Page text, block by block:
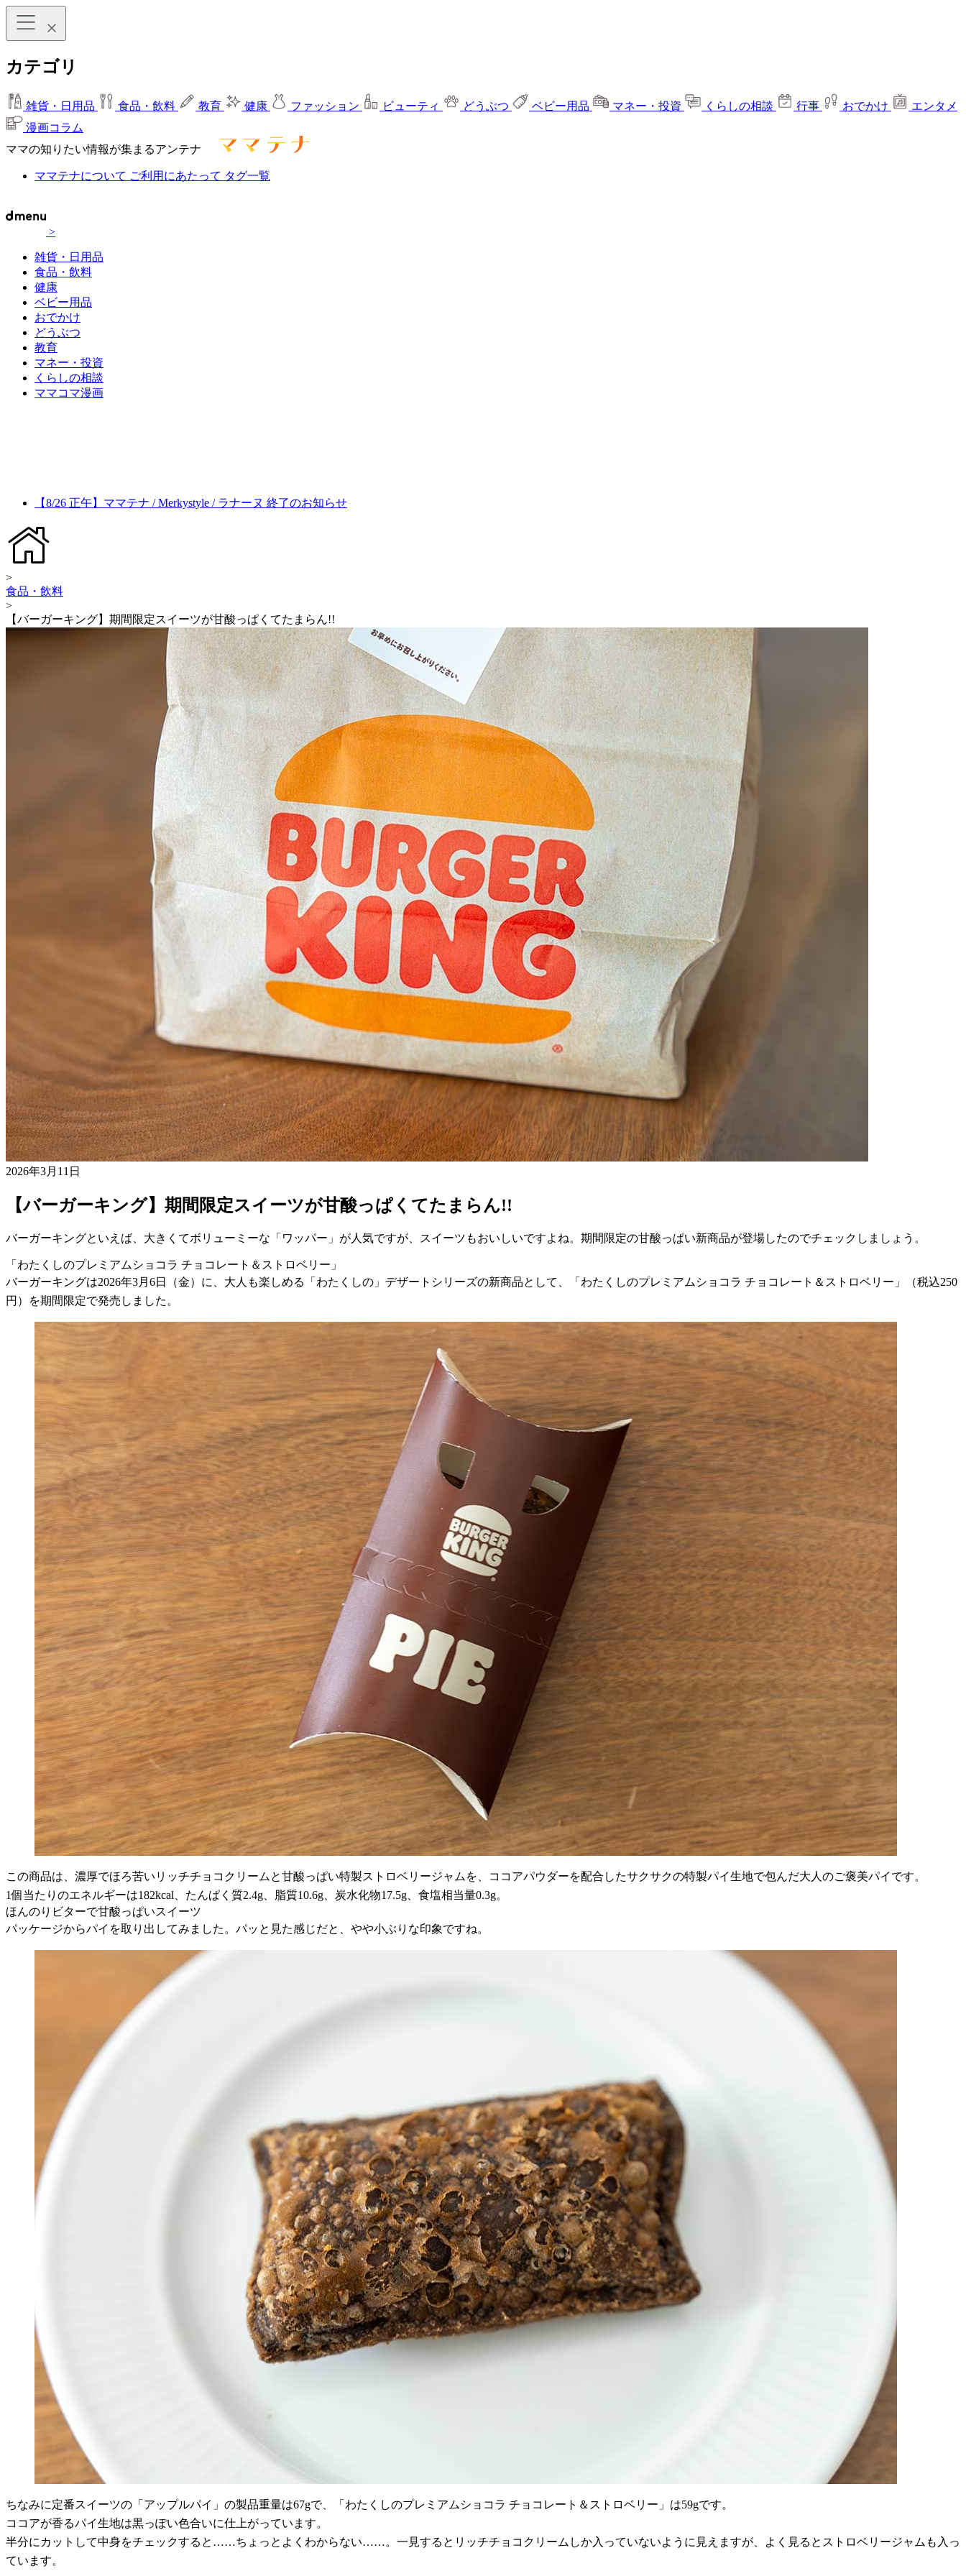
カテゴリ
雑貨・日用品 食品・飲料 教育 健康 ファッション ビューティ どうぶつ ベビー用品 マネー・投資 くらしの相談 行事 おでかけ
エンタメ
漫画コラム
ママの知りたい情報が集まるアンテナ
ママテナについて ご利用にあたって タグ一覧
>
雑貨・日用品
食品・飲料
健康
ベビー用品
おでかけ
どうぶつ
教育
マネー・投資
くらしの相談
ママコマ漫画
【8/26 正午】ママテナ / Merkystyle / ラナーヌ 終了のお知らせ
>
食品・飲料
>
【バーガーキング】期間限定スイーツが甘酸っぱくてたまらん!!
2026年3月11日
【バーガーキング】期間限定スイーツが甘酸っぱくてたまらん!!
バーガーキングといえば、大きくてボリューミーな「ワッパー」が人気ですが、スイーツもおいしいですよね。期間限定の甘酸っぱい新商品が登場したのでチェックしましょう。
「わたくしのプレミアムショコラ チョコレート＆ストロベリー」
バーガーキングは2026年3月6日（金）に、大人も楽しめる「わたくしの」デザートシリーズの新商品として、「わたくしのプレミアムショコラ チョコレート＆ストロベリー」（税込250
円）を期間限定で発売しました。
この商品は、濃厚でほろ苦いリッチチョコクリームと甘酸っぱい特製ストロベリージャムを、ココアパウダーを配合したサクサクの特製パイ生地で包んだ大人のご褒美パイです。
1個当たりのエネルギーは182kcal、たんぱく質2.4g、脂質10.6g、炭水化物17.5g、食塩相当量0.3g。
ほんのりビターで甘酸っぱいスイーツ
パッケージからパイを取り出してみました。パッと見た感じだと、やや小ぶりな印象ですね。
ちなみに定番スイーツの「アップルパイ」の製品重量は67gで、「わたくしのプレミアムショコラ チョコレート＆ストロベリー」は59gです。
ココアが香るパイ生地は黒っぽい色合いに仕上がっています。
半分にカットして中身をチェックすると……ちょっとよくわからない……。一見するとリッチチョコクリームしか入っていないように見えますが、よく見るとストロベリージャムも入っ
ています。